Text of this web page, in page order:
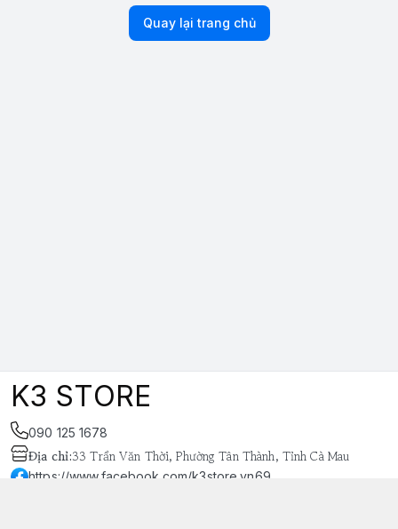
Quay lại trang chủ
K3 STORE
090 125 1678
Địa chỉ:33 Trần Văn Thời, Phường Tân Thành, Tỉnh Cà Mau
https://www.facebook.com/k3store.vn69